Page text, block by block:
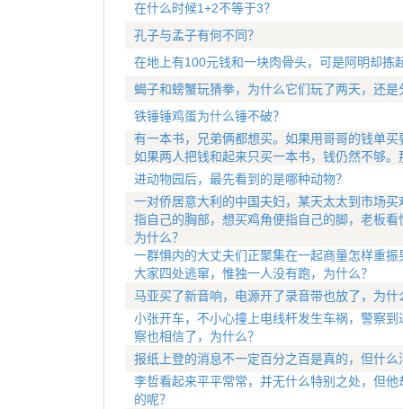
在什么时候1+2不等于3？
孔子与孟子有何不同？
在地上有100元钱和一块肉骨头，可是阿明却拣
蝎子和螃蟹玩猜拳，为什么它们玩了两天，还是
铁锤锤鸡蛋为什么锤不破？
有一本书，兄弟俩都想买。如果用哥哥的钱单
如果两人把钱和起来只买一本书，钱仍然不够
进动物园后，最先看到的是哪种动物？
一对侨居意大利的中国夫妇，某天太太到市场
指自己的胸部，想买鸡角便指自己的脚，老板
为什么？
一群惧内的大丈夫们正聚集在一起商量怎样重
大家四处逃窜，惟独一人没有跑，为什么？
马亚买了新音响，电源开了录音带也放了，为什
小张开车，不小心撞上电线杆发生车祸，警察
察也相信了，为什么？
报纸上登的消息不一定百分之百是真的，但什么
李哲看起来平平常常，并无什么特别之处，但
的呢？